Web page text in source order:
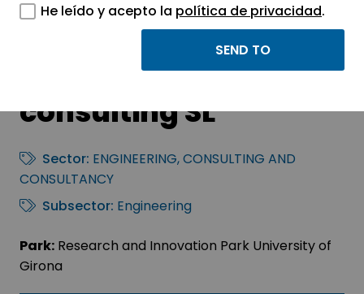
Advanced materials
testing and
consulting SL
Sector: ENGINEERING, CONSULTING AND
CONSULTANCY
Subsector: Engineering
Park: Research and Innovation Park University of
Girona
He leído y acepto la política de privacidad.